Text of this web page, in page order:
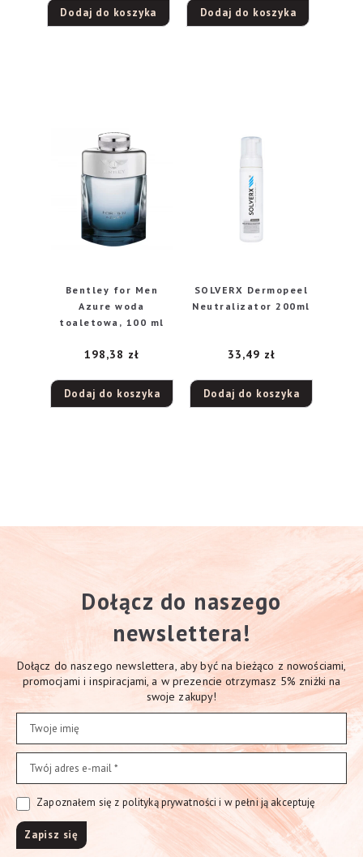
Dodaj do koszyka Dodaj do koszyka
Bentley for Men
Azure woda
toaletowa, 100 ml
198,38 zł
Dodaj do koszyka
SOLVERX Dermopeel
Neutralizator 200ml
33,49 zł
Dodaj do koszyka
Dołącz do naszego
newslettera!
Dołącz do naszego newslettera, aby być na bieżąco z nowościami,
promocjami i inspiracjami, a w prezencie otrzymasz 5% zniżki na
swoje zakupy!
Zapoznałem się z polityką prywatności i w pełni ją akceptuję